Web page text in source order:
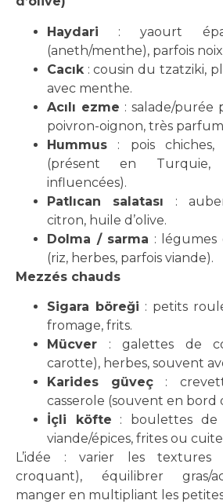
Haydari : yaourt
(aneth/menthe), parfois
Cacık : cousin du tzatziki,
avec menthe.
Acılı ezme : salade/purée
poivron-oignon, très
Hummus : pois chiches,
(présent en Turquie,
influencées).
Patlıcan salatası :
citron, huile d’olive.
Dolma / sarma : légumes
(riz, herbes, parfois viande).
Mezzés chauds
Sigara böreği : petits
fromage, frits.
Mücver : galettes de
carotte), herbes, souvent
Karides güveç :
casserole (souvent en bord
İçli köfte : boulettes de
viande/épices, frites ou
L’idée : varier les textures
croquant), équilibrer gras/
manger en multipliant les